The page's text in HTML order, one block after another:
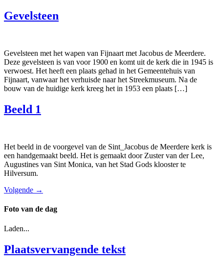
Gevelsteen
Gevelsteen met het wapen van Fijnaart met Jacobus de Meerdere.
Deze gevelsteen is van voor 1900 en komt uit de kerk die in 1945 is
verwoest. Het heeft een plaats gehad in het Gemeentehuis van
Fijnaart, vanwaar het verhuisde naar het Streekmuseum. Na de
bouw van de huidige kerk kreeg het in 1953 een plaats […]
Beeld 1
Het beeld in de voorgevel van de Sint_Jacobus de Meerdere kerk is
een handgemaakt beeld. Het is gemaakt door Zuster van der Lee,
Augustines van Sint Monica, van het Stad Gods klooster te
Hilversum.
Volgende →
Foto van de dag
Laden...
Plaatsvervangende tekst